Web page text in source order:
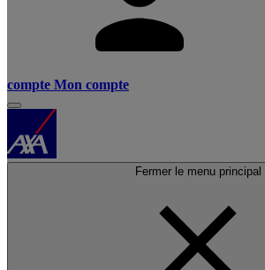
compte Mon compte
Fermer le menu principal